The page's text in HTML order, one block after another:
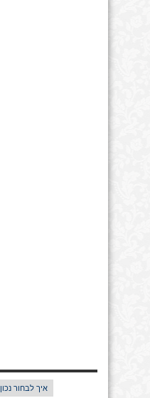
איך לבחור נכון